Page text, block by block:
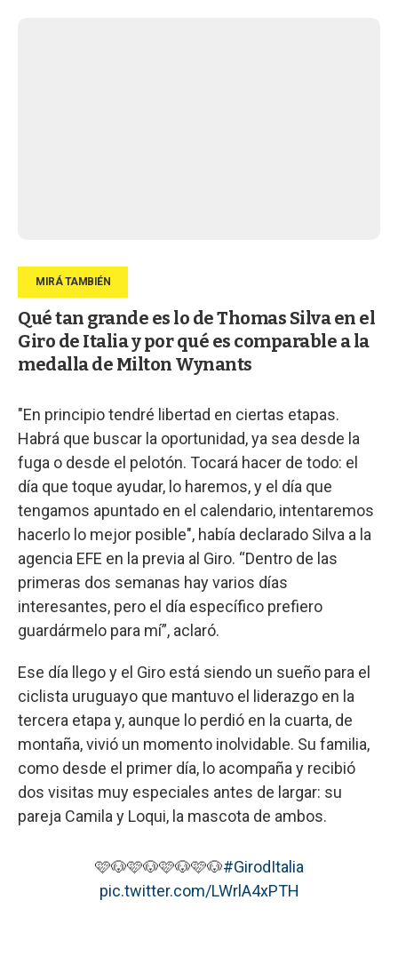
Qué tan grande es lo de Thomas Silva en el
Giro de Italia y por qué es comparable a la
medalla de Milton Wynants
"En principio tendré libertad en ciertas etapas.
Habrá que buscar la oportunidad, ya sea desde la
fuga o desde el pelotón. Tocará hacer de todo: el
día que toque ayudar, lo haremos, y el día que
tengamos apuntado en el calendario, intentaremos
hacerlo lo mejor posible", había declarado Silva a la
agencia EFE en la previa al Giro. “Dentro de las
primeras dos semanas hay varios días
interesantes, pero el día específico prefiero
guardármelo para mí”, aclaró.
Ese día llego y el Giro está siendo un sueño para el
ciclista uruguayo que mantuvo el liderazgo en la
tercera etapa y, aunque lo perdió en la cuarta, de
montaña, vivió un momento inolvidable. Su familia,
como desde el primer día, lo acompaña y recibió
dos visitas muy especiales antes de largar: su
pareja Camila y Loqui, la mascota de ambos.
🩷🐶🩷🐶🩷🐶🩷🐶#GirodItalia
pic.twitter.com/LWrlA4xPTH